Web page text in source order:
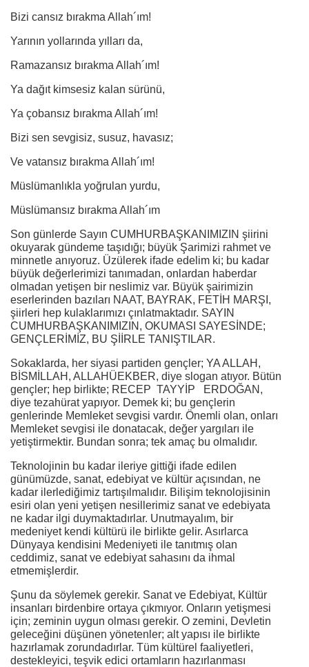
Bizi cansız bırakma Allah´ım!
Yarının yollarında yılları da,
Ramazansız bırakma Allah´ım!
Ya dağıt kimsesiz kalan sürünü,
Ya çobansız bırakma Allah´ım!
Bizi sen sevgisiz, susuz, havasız;
Ve vatansız bırakma Allah´ım!
Müslümanlıkla yoğrulan yurdu,
Müslümansız bırakma Allah´ım
Son günlerde Sayın CUMHURBAŞKANIMIZIN şiirini
okuyarak gündeme taşıdığı; büyük Şarimizi rahmet ve
minnetle anıyoruz. Üzülerek ifade edelim ki; bu kadar
büyük değerlerimizi tanımadan, onlardan haberdar
olmadan yetişen bir neslimiz var. Büyük şairimizin
eserlerinden bazıları NAAT, BAYRAK, FETİH MARŞI,
şiirleri hep kulaklarımızı çınlatmaktadır. SAYIN
CUMHURBAŞKANIMIZIN, OKUMASI SAYESİNDE;
GENÇLERİMİZ, BU ŞİİRLE TANIŞTILAR.
Sokaklarda, her siyasi partiden gençler; YA ALLAH,
BİSMİLLAH, ALLAHÜEKBER, diye slogan atıyor. Bütün
gençler; hep birlikte; RECEP TAYYİP ERDOĞAN,
diye tezahürat yapıyor. Demek ki; bu gençlerin
genlerinde Memleket sevgisi vardır. Önemli olan, onları
Memleket sevgisi ile donatacak, değer yargıları ile
yetiştirmektir. Bundan sonra; tek amaç bu olmalıdır.
Teknolojinin bu kadar ileriye gittiği ifade edilen
günümüzde, sanat, edebiyat ve kültür açısından, ne
kadar ilerlediğimiz tartışılmalıdır. Bilişim teknolojisinin
esiri olan yeni yetişen nesillerimiz sanat ve edebiyata
ne kadar ilgi duymaktadırlar. Unutmayalım, bir
medeniyet kendi kültürü ile birlikte gelir. Asırlarca
Dünyaya kendisini Medeniyeti ile tanıtmış olan
ceddimiz, sanat ve edebiyat sahasını da ihmal
etmemişlerdir.
Şunu da söylemek gerekir. Sanat ve Edebiyat, Kültür
insanları birdenbire ortaya çıkmıyor. Onların yetişmesi
için; zeminin uygun olması gerekir. O zemini, Devletin
geleceğini düşünen yönetenler; alt yapısı ile birlikte
hazırlamak zorundadırlar. Tüm kültürel faaliyetleri,
destekleyici, teşvik edici ortamların hazırlanması